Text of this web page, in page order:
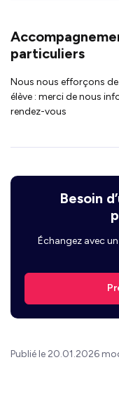
particuliers
Nous nous efforçons
élève : merci de nous
rendez-vous
Besoin
Échangez avec
Publié le 20.01.2026